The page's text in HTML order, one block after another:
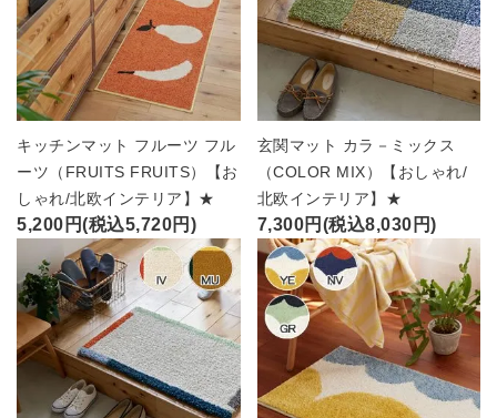
キッチンマット フルーツ フル
ーツ（FRUITS FRUITS）【お
しゃれ/北欧インテリア】★
5,200円(税込5,720円)
玄関マット カラ－ミックス
（COLOR MIX）【おしゃれ/
北欧インテリア】★
7,300円(税込8,030円)